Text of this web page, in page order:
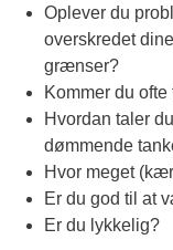
Oplever du
overskredet
grænser?
Kommer du
Hvordan taler
dømmende
Hvor meget
Er du god til at
Er du lykkelig?